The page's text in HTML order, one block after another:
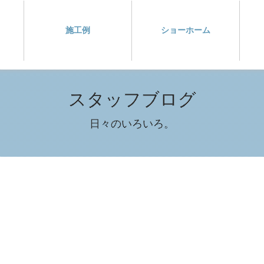
施工例 ショーホーム
スタッフブログ
日々のいろいろ。